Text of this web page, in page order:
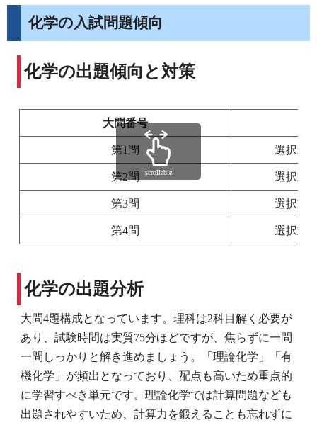
化学の入試問題傾向
化学の出題傾向と対策
大問番号
第1問 選択式
第2問 選択式
第3問 選択式
第4問 選択式
scrollable
化学の出題分析
大問4題構成となっています。理科は2科目解く必要が
あり、試験時間は実質75分ほどですが、焦らずに一問
一問しっかりと解き進めましょう。「理論化学」「有
機化学」が頻出となっており、配点も高いため重点的
に学習すべき単元です。理論化学では計算問題なども
出題されやすいため、計算力を鍛えることも忘れずに